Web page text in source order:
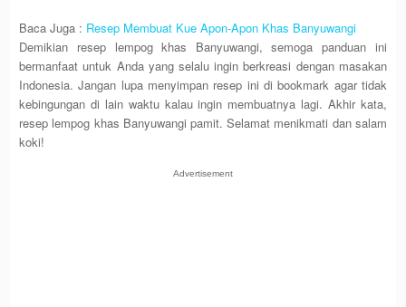
Baca Juga : Resep Membuat Kue Apon-Apon Khas Banyuwangi
Demikian resep lempog khas Banyuwangi, semoga panduan ini
bermanfaat untuk Anda yang selalu ingin berkreasi dengan masakan
Indonesia. Jangan lupa menyimpan resep ini di bookmark agar tidak
kebingungan di lain waktu kalau ingin membuatnya lagi. Akhir kata,
resep lempog khas Banyuwangi pamit. Selamat menikmati dan salam
koki!
Advertisement